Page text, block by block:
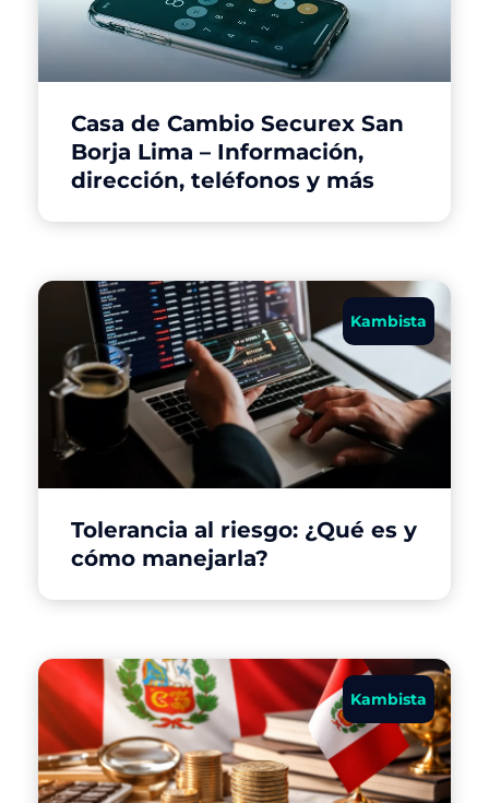
Casa de Cambio Securex San
Borja Lima – Información,
dirección, teléfonos y más
Kambista
Tolerancia al riesgo: ¿Qué es y
cómo manejarla?
Kambista